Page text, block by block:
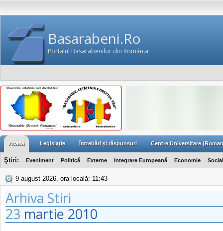
Basarabeni.Ro
Portalul Basarabenilor din România
Acasă Legislaţie Întrebări şi răspunsuri Centre Universitare
Ştiri: Eveniment Politică Externe Integrare Europeană Economie Social
9 august 2026, ora locală: 11:43
Arhiva Stiri
23 martie 2010